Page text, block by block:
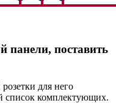
панели, поставить
для него
список комплектующих.